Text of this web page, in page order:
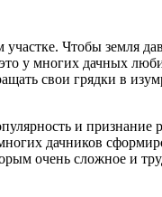
Чтобы земля
у многих дачных
свои грядки в
и
дачников
очень сложное и